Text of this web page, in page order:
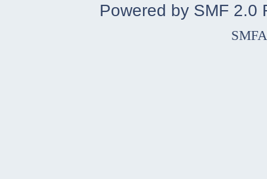
Powered by SMF 2.0